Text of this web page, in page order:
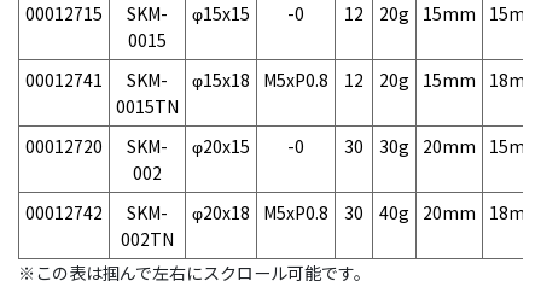
00012715
SKM-
0015
φ15x15 -0 12 20g 15mm 15mm
00012741
SKM-
0015TN
φ15x18 M5xP0.8 12 20g 15mm 18mm
00012720
SKM-
002
φ20x15 -0 30 30g 20mm 15mm
00012742
SKM-
002TN
φ20x18 M5xP0.8 30 40g 20mm 18mm
※この表は掴んで左右にスクロール可能です。